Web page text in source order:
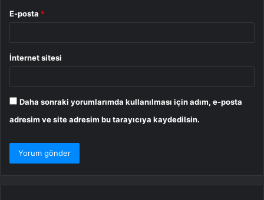
E-posta *
İnternet sitesi
Daha sonraki yorumlarımda kullanılması için adım, e-posta
adresim ve site adresim bu tarayıcıya kaydedilsin.